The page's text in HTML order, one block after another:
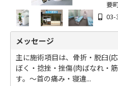
要
03-
メッセージ
主に施術項目は、骨折・脱臼(
ぼく・捻挫・挫傷(肉ばなれ・
す。～首の痛み・寝違...